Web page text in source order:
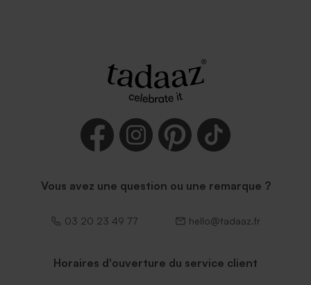
Vous avez une question ou une remarque ?
03 20 23 49 77 hello@tadaaz.fr
Horaires d'ouverture du service client